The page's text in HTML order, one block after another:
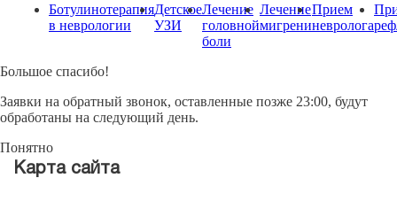
Ботулинотерапия
в неврологии
Детское
УЗИ
Лечение
головной
боли
Лечение
мигрени
Прием
невролога
Большое спасибо!
Заявки на обратный звонок, оставленные позже 23:00, будут
обработаны на следующий день.
Понятно
Карта сайта